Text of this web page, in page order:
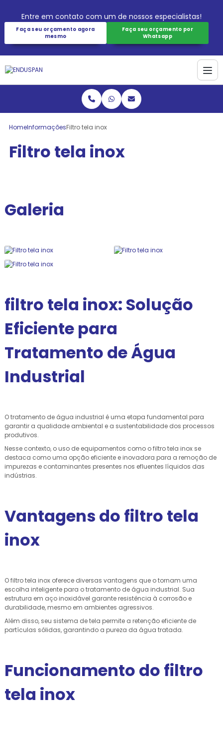
Entre em contato com um de nossos especialistas!
Faça seu orçamento agora
mesmo
Faça seu orçamento por
Whatsapp
HomeInformaçõesFiltro tela inox
Filtro tela inox
Galeria
filtro tela inox: Solução
Eficiente para
Tratamento de Água
Industrial
O tratamento de água industrial é uma etapa fundamental para
garantir a qualidade ambiental e a sustentabilidade dos processos
produtivos.
Nesse contexto, o uso de equipamentos como o filtro tela inox se
destaca como uma opção eficiente e inovadora para a remoção de
impurezas e contaminantes presentes nos efluentes líquidos das
indústrias.
Vantagens do filtro tela
inox
O filtro tela inox oferece diversas vantagens que o tornam uma
escolha inteligente para o tratamento de água industrial. Sua
estrutura em aço inoxidável garante resistência à corrosão e
durabilidade, mesmo em ambientes agressivos.
Além disso, seu sistema de tela permite a retenção eficiente de
partículas sólidas, garantindo a pureza da água tratada.
Funcionamento do filtro
tela inox